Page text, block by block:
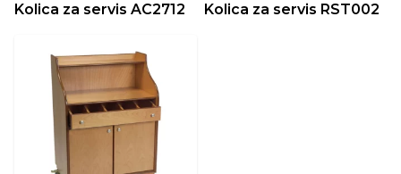
Kolica za servis AC2712 Kolica za servis RST002